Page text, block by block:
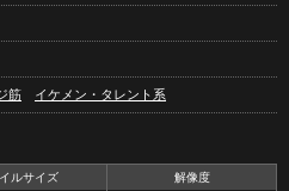
筋 イケメン・タレント系
ルサイズ 解像度